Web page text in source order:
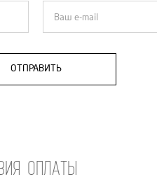
ОТПРАВИТЬ
ОПЛАТЫ